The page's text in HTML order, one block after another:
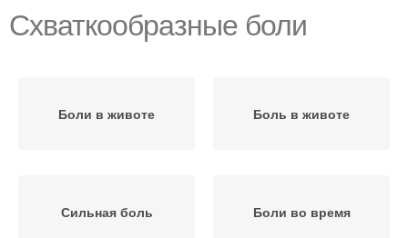
Схваткообразные боли
Боли в животе Боль в животе
Сильная боль Боли во время